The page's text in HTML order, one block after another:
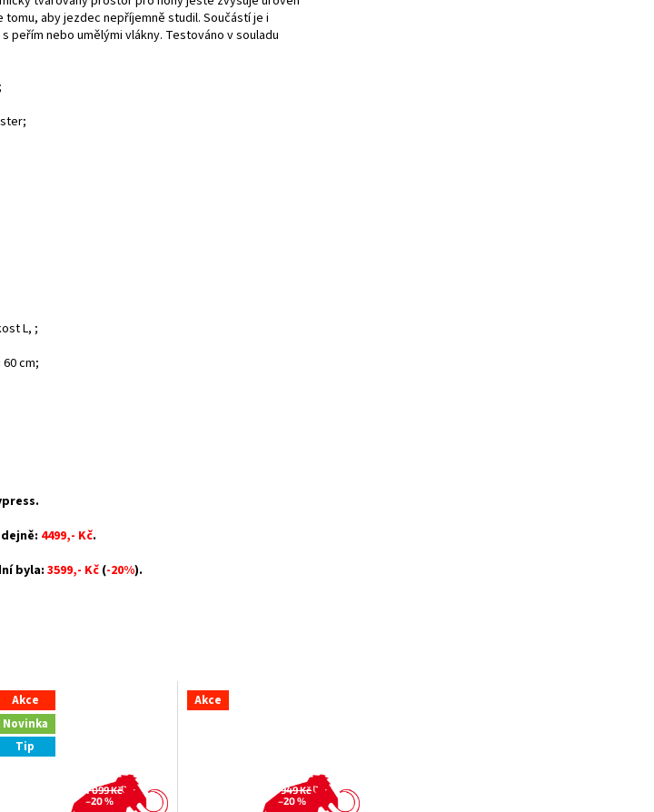
Akce
Novinka
Tip
1 099 Kč
–20 %
Akce
949 Kč
–20 %
aby jezdec nepříjemně studil. Součástí je i
peřím nebo umělými vlákny. Testováno v souladu
L, ;
60 cm;
4499,- Kč.
byla: 3599,- Kč (-20%).